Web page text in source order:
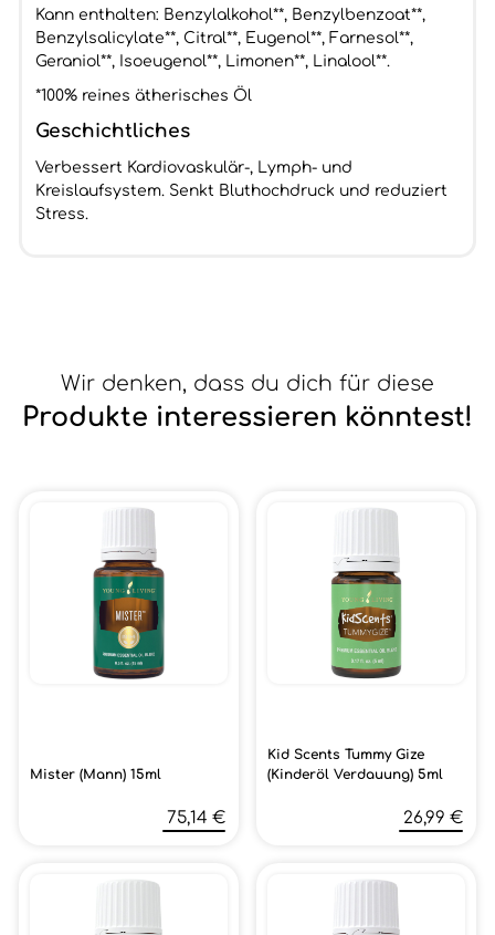
Kann enthalten: Benzylalkohol**, Benzylbenzoat**,
Benzylsalicylate**, Citral**, Eugenol**, Farnesol**,
Geraniol**, Isoeugenol**, Limonen**, Linalool**.
*100% reines ätherisches Öl
Geschichtliches
Verbessert Kardiovaskulär-, Lymph- und
Kreislaufsystem. Senkt Bluthochdruck und reduziert
Stress.
Wir denken, dass du dich für diese
Produkte interessieren könntest!
Mister (Mann) 15ml
75,14 €
Kid Scents Tummy Gize
(Kinderöl Verdauung) 5ml
26,99 €